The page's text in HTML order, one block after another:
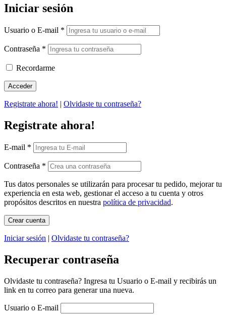
Iniciar sesión
Usuario o E-mail *
Contraseña *
Recordarme
Registrate ahora! | Olvidaste tu contraseña?
Registrate ahora!
E-mail *
Contraseña *
Tus datos personales se utilizarán para procesar tu pedido, mejorar tu
experiencia en esta web, gestionar el acceso a tu cuenta y otros
propósitos descritos en nuestra política de privacidad.
Iniciar sesión | Olvidaste tu contraseña?
Recuperar contraseña
Olvidaste tu contraseña? Ingresa tu Usuario o E-mail y recibirás un
link en tu correo para generar una nueva.
Usuario o E-mail